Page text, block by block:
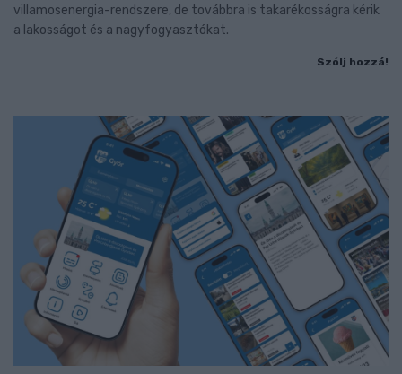
villamosenergia-rendszere, de továbbra is takarékosságra kérik
a lakosságot és a nagyfogyasztókat.
Szólj hozzá!